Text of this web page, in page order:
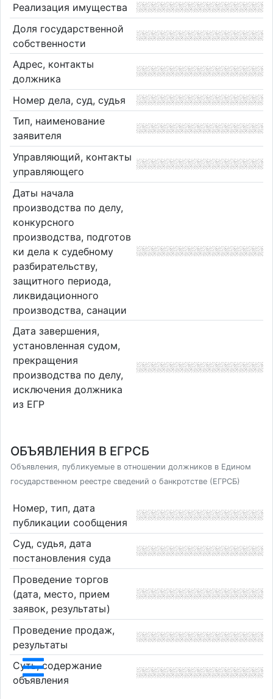
Реализация имущества
Доля государственной
собственности
Адрес, контакты
должника
Номер дела, суд, судья
Тип, наименование
заявителя
Управляющий, контакты
управляющего
Даты начала
производства по делу,
конкурсного
производства, подготов
ки дела к судебному
разбирательству,
защитного периода,
ликвидационного
производства, санации
Дата завершения,
установленная судом,
прекращения
производства по делу,
исключения должника
из ЕГР
ОБЪЯВЛЕНИЯ В ЕГРСБ
Объявления, публикуемые в отношении должников в Едином
государственном реестре сведений о банкротстве (ЕГРСБ)
Номер, тип, дата
публикации сообщения
Суд, судья, дата
постановления суда
Проведение торгов
(дата, место, прием
заявок, результаты)
Проведение продаж,
результаты
Суть, содержание
объявления